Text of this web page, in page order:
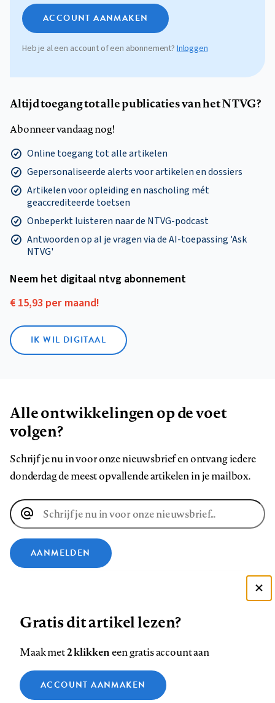
ACCOUNT AANMAKEN
Heb je al een account of een abonnement?Inloggen
Altijd toegang tot alle publicaties van het NTVG?
Abonneer vandaag nog!
Online toegang tot alle artikelen
Gepersonaliseerde alerts voor artikelen en dossiers
Artikelen voor opleiding en nascholing mét
geaccrediteerde toetsen
Onbeperkt luisteren naar de NTVG-podcast
Antwoorden op al je vragen via de AI-toepassing 'Ask
NTVG'
Neem het digitaal ntvg abonnement
€ 15,93 per maand!
IK WIL DIGITAAL
Alle ontwikkelingen op de voet
volgen?
Schrijf je nu in voor onze nieuwsbrief en ontvang iedere
donderdag de meest opvallende artikelen in je mailbox.
E-
mailadres
AANMELDEN
ons
op
Facebook
ons
op
LinkedIn
ons
op
Bluesky
ons
op
Instagram
ons
op
YouTube
ons
Footer
Contact Colofon Disclaimer Privacy
Medische vragen verdienen
Zie onze cookie policy
Analytische cookies
Gratis dit artikel lezen?
Maak met2 klikkeneen gratis account aan
ACCOUNT AANMAKEN